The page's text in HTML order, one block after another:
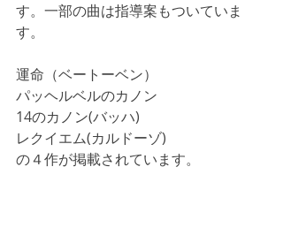
す。一部の曲は指導案もついていま
す。
運命（ベートーベン）
パッヘルベルのカノン
14のカノン(バッハ)
レクイエム(カルドーゾ)
の４作が掲載されています。